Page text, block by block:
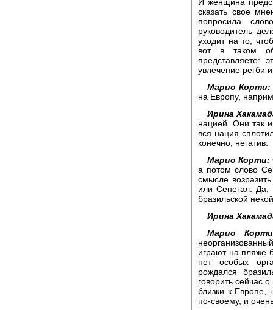
сказать свое
попросила
руководитель
уходит на то,
вот в таком
увлечение регби
Марио Корти:
на Европу,
Ирина
нацией. Они так
вся нация
конечно, негатив.
Марио Корти:
а потом слово
смысле
или Сенегал. Да,
бразильской
Ирина
Марио
играют на пляже
нет особых
рождался
говорить сейчас
близки к Европе,
по-своему, и